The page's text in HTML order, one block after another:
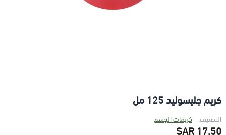
كريم جليسوليد 125 مل
التصنيف: كريمات الجسم
17.50 SAR